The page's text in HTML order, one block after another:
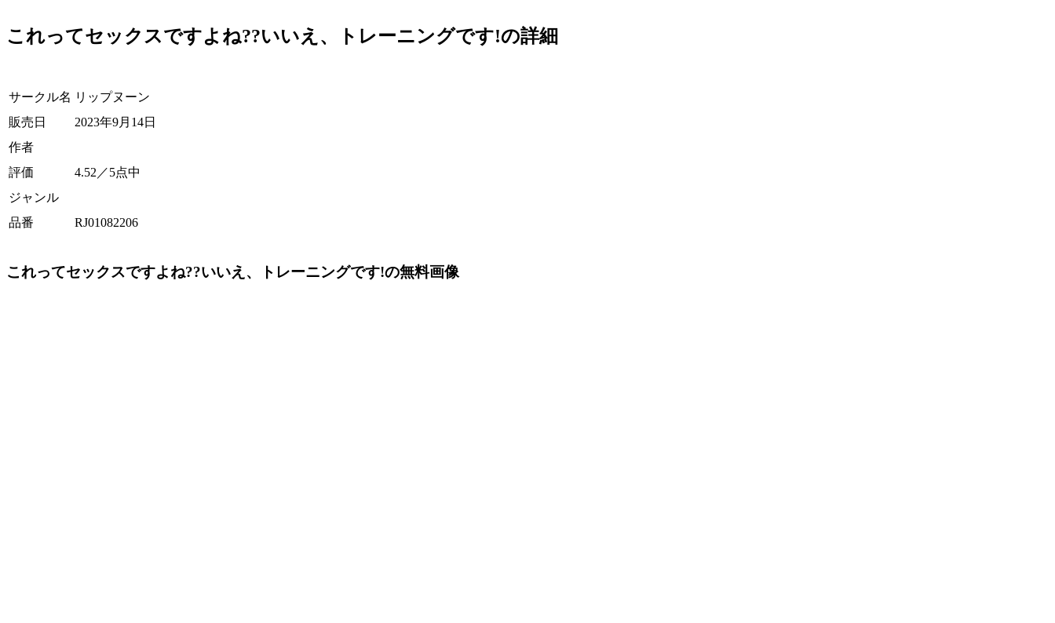
これってセックスですよね??いいえ、トレーニングです!の詳細
サークル名 リップヌーン
販売日
2023年9月14日
作者
評価
4.52 ／5点中
ジャンル
品番
RJ01082206
これってセックスですよね??いいえ、トレーニングです!の無料画像